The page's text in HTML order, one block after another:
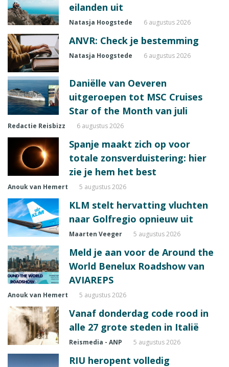
eilanden uit
Natasja Hoogstede 6 augustus 2026
ANVR: Check je bestemming
Natasja Hoogstede 6 augustus 2026
Daniëlle van Oeveren
uitgeroepen tot MSC Cruises
Star of the Month van juli
Redactie Reisbizz 6 augustus 2026
Spanje maakt zich op voor
totale zonsverduistering: hier
zie je hem het best
Anouk van Hemert 5 augustus 2026
KLM stelt hervatting vluchten
naar Golfregio opnieuw uit
Maarten Veeger 5 augustus 2026
Meld je aan voor de Around the
World Benelux Roadshow van
AVIAREPS
Anouk van Hemert 5 augustus 2026
Vanaf donderdag code rood in
alle 27 grote steden in Italië
Reismedia - ANP 5 augustus 2026
RIU heropent volledig